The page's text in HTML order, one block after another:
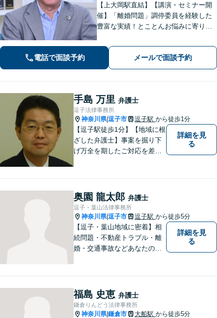
【上大岡駅直結】【講演・セミナー開
催】「離婚問題」調停委員を経験した
豊富な実績！とことんお悩みに寄り添
険制度の知識を活かしたトータルサポ
ートを実現【完全個室対応／子連れ相
談可】
電話で面談予約 メールで面談予約
手島 万里 弁護士
逗子法律事務所
神奈川県|逗子市 逗子駅 から徒歩1分
【逗子駅徒歩1分】【地域に根
ざした弁護士】事案を掘り下
げ万全を期したご対応を差し
ど、幅広く対応可能。【明確
な料金体系】１件１件ていね
いに対応させて頂きます。ご
連絡ください。
詳細を見
る
奥園 龍太郎 弁護士
逗子・葉山法律事務所
神奈川県|逗子市 逗子駅 から徒歩5分
【逗子・葉山地域に密着】相
続問題・不動産トラブル・離
婚・交通事故などあなたの困
詳細を見
る
福島 史恵 弁護士
鎌倉りんどう法律事務所
神奈川県|鎌倉市 大船駅 から徒歩5分